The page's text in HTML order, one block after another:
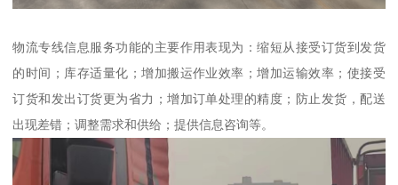
物流专线信息服务功能的主要作用表现为：缩短从接受订货到发货
的时间；库存适量化；增加搬运作业效率；增加运输效率；使接受
订货和发出订货更为省力；增加订单处理的精度；防止发货，配送
出现差错；调整需求和供给；提供信息咨询等。